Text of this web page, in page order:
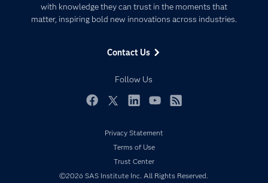
with knowledge they can trust in the moments that
matter, inspiring bold new innovations across industries.
Contact Us
Follow Us
Communities
Company
Developers
Documentation
Events
My SAS
Newsroom
Products
Data Management
Privacy Statement
Terms of Use
Trust Center
©2026 SAS Institute Inc. All Rights Reserved.